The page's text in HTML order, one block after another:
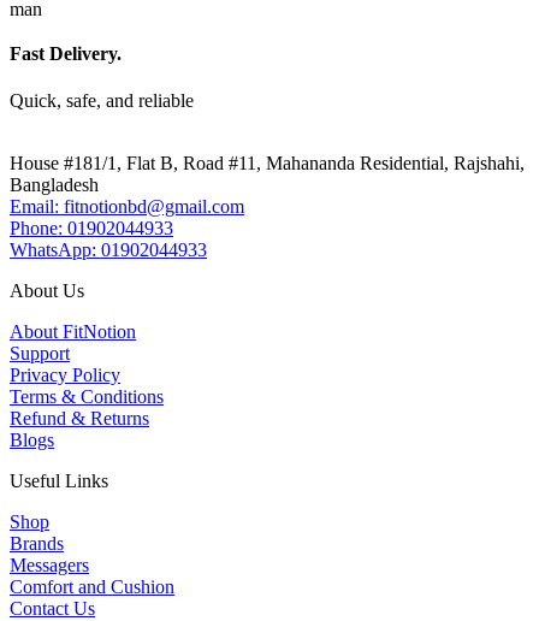
Fast Delivery.
Quick, safe, and reliable
House #181/1, Flat B, Road #11, Mahananda Residential, Rajshahi,
Bangladesh
Email: fitnotionbd@gmail.com
Phone: 01902044933
WhatsApp: 01902044933
About Us
About FitNotion
Support
Privacy Policy
Terms & Conditions
Refund & Returns
Blogs
Useful Links
Shop
Brands
Messagers
Comfort and Cushion
Contact Us